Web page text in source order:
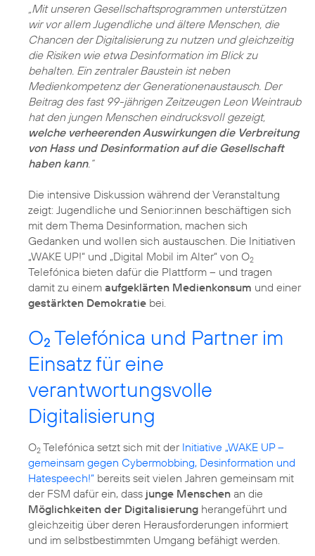
„Mit unseren Gesellschaftsprogrammen unterstützen
wir vor allem Jugendliche und ältere Menschen, die
Chancen der Digitalisierung zu nutzen und gleichzeitig
die Risiken wie etwa Desinformation im Blick zu
behalten. Ein zentraler Baustein ist neben
Medienkompetenz der Generationenaustausch. Der
Beitrag des fast 99-jährigen Zeitzeugen Leon Weintraub
hat den jungen Menschen eindrucksvoll gezeigt,
welche verheerenden Auswirkungen die Verbreitung
von Hass und Desinformation auf die Gesellschaft
haben kann.“
Die intensive Diskussion während der Veranstaltung
zeigt: Jugendliche und Senior:innen beschäftigen sich
mit dem Thema Desinformation, machen sich
Gedanken und wollen sich austauschen. Die Initiativen
„WAKE UP!“ und „Digital Mobil im Alter“ von O2
Telefónica bieten dafür die Plattform – und tragen
damit zu einem aufgeklärten Medienkonsum und einer
gestärkten Demokratie bei.
O2 Telefónica und Partner im
Einsatz für eine
verantwortungsvolle
Digitalisierung
O2 Telefónica setzt sich mit der Initiative „WAKE UP –
gemeinsam gegen Cybermobbing, Desinformation und
Hatespeech!“ bereits seit vielen Jahren gemeinsam mit
der FSM dafür ein, dass junge Menschen an die
Möglichkeiten der Digitalisierung herangeführt und
gleichzeitig über deren Herausforderungen informiert
und im selbstbestimmten Umgang befähigt werden.